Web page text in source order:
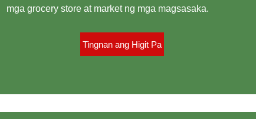
mga grocery store at market ng mga magsasaka.
Tingnan ang Higit Pa